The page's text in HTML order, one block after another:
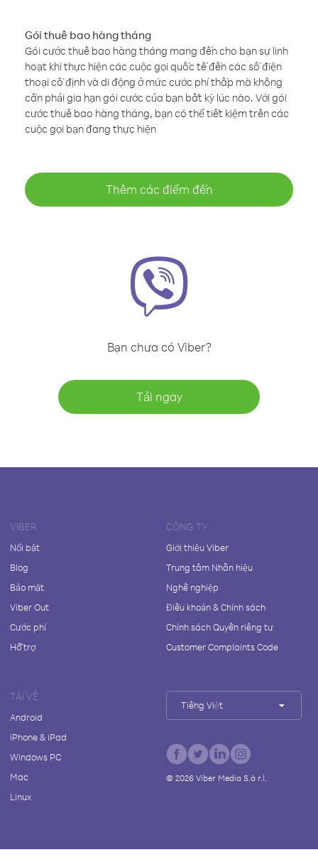
Gói thuê bao hàng tháng
Gói cước thuê bao hàng tháng mang đến cho bạn sự linh
hoạt khi thực hiện các cuộc gọi quốc tế đến các số điện
thoại cố định và di động ở mức cước phí thấp mà không
cần phải gia hạn gói cước của bạn bất kỳ lúc nào. Với gói
cước thuê bao hàng tháng, bạn có thể tiết kiệm trên các
cuộc gọi bạn đang thực hiện
Thêm các điểm đến
Bạn chưa có Viber?
Tải ngay
VIBER
Nổi bật
Blog
Bảo mật
Viber Out
Cước phí
Hỗ trợ
CÔNG TY
Giới thiệu Viber
Trung tâm Nhãn hiệu
Nghề nghiệp
Điều khoản & Chính sách
Chính sách Quyền riêng tư
Customer Complaints Code
TẢI VỀ
Android
iPhone & iPad
Windows PC
Mac
Linux
Tiếng Việt
© 2026Viber Media S.à r.l.